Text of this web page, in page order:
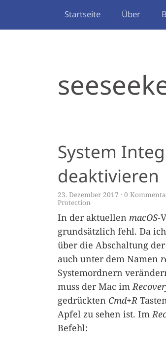
Startseite Über
System
deaktivieren
23. Dezember 2017 0
Protection
In der aktuellen macOS-
grundsätzlich fehl. Da
über die Abschaltung der
auch unter dem Namen
Systemordnern
muss der Mac im
gedrückten Cmd+R
Apfel zu sehen ist. Im
Befehl: